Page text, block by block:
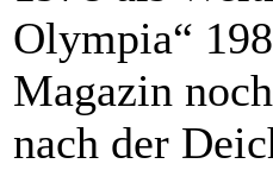
Olympia“
Magazin
nach der